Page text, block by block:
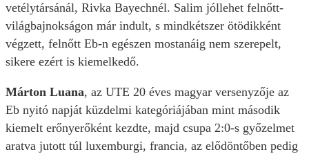
vetélytársánál, Rivka Bayechnél. Salim jóllehet felnőtt-
világbajnokságon már indult, s mindkétszer ötödikként
végzett, felnőtt Eb-n egészen mostanáig nem szerepelt,
sikere ezért is kiemelkedő.
Márton Luana, az UTE 20 éves magyar versenyzője az
Eb nyitó napját küzdelmi kategóriájában mint második
kiemelt erőnyerőként kezdte, majd csupa 2:0-s győzelmet
aratva jutott túl luxemburgi, francia, az elődöntőben pedig